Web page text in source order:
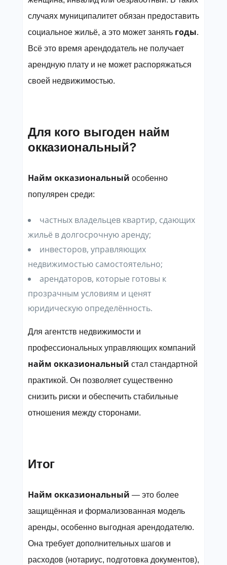
случаях муниципалитет обязан предоставить
социальное жильё, а это может занять годы.
Всё это время арендодатель не получает
арендную плату и не может распоряжаться
своей недвижимостью.
Для кого выгоден найм
окказиональный?
Найм окказиональный особенно
популярен среди:
частных владельцев квартир, сдающих
жильё в долгосрочную аренду;
инвесторов, управляющих
недвижимостью самостоятельно;
арендаторов, которые готовы к
прозрачным условиям и ценят
юридическую определённость.
Для агентств недвижимости и
профессиональных управляющих компаний
найм окказиональный стал стандартной
практикой. Он позволяет существенно
снизить риски и обеспечить стабильные
отношения между сторонами.
Итог
Найм окказиональный — это более
защищённая и формализованная модель
аренды, особенно выгодная арендодателю.
Она требует дополнительных шагов и
расходов (нотариус, подготовка документов),